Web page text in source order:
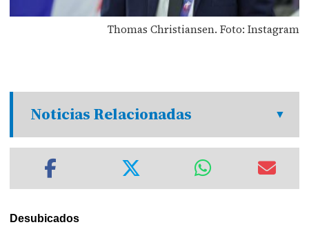
Thomas Christiansen. Foto: Instagram
Noticias Relacionadas
Desubicados